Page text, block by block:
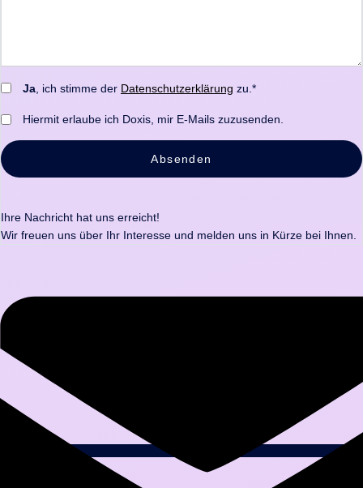
Ja , ich stimme der Datenschutzerklärung zu.*
Hiermit erlaube ich Doxis, mir E-Mails zuzusenden.
Absenden
Ihre Nachricht hat uns erreicht!
Wir freuen uns über Ihr Interesse und melden uns in Kürze bei Ihnen.